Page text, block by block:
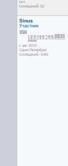
нсо
Сообщений: 52
Sinus
Участник
с авг 2010
Санкт-Петербург
Сообщений: 1065